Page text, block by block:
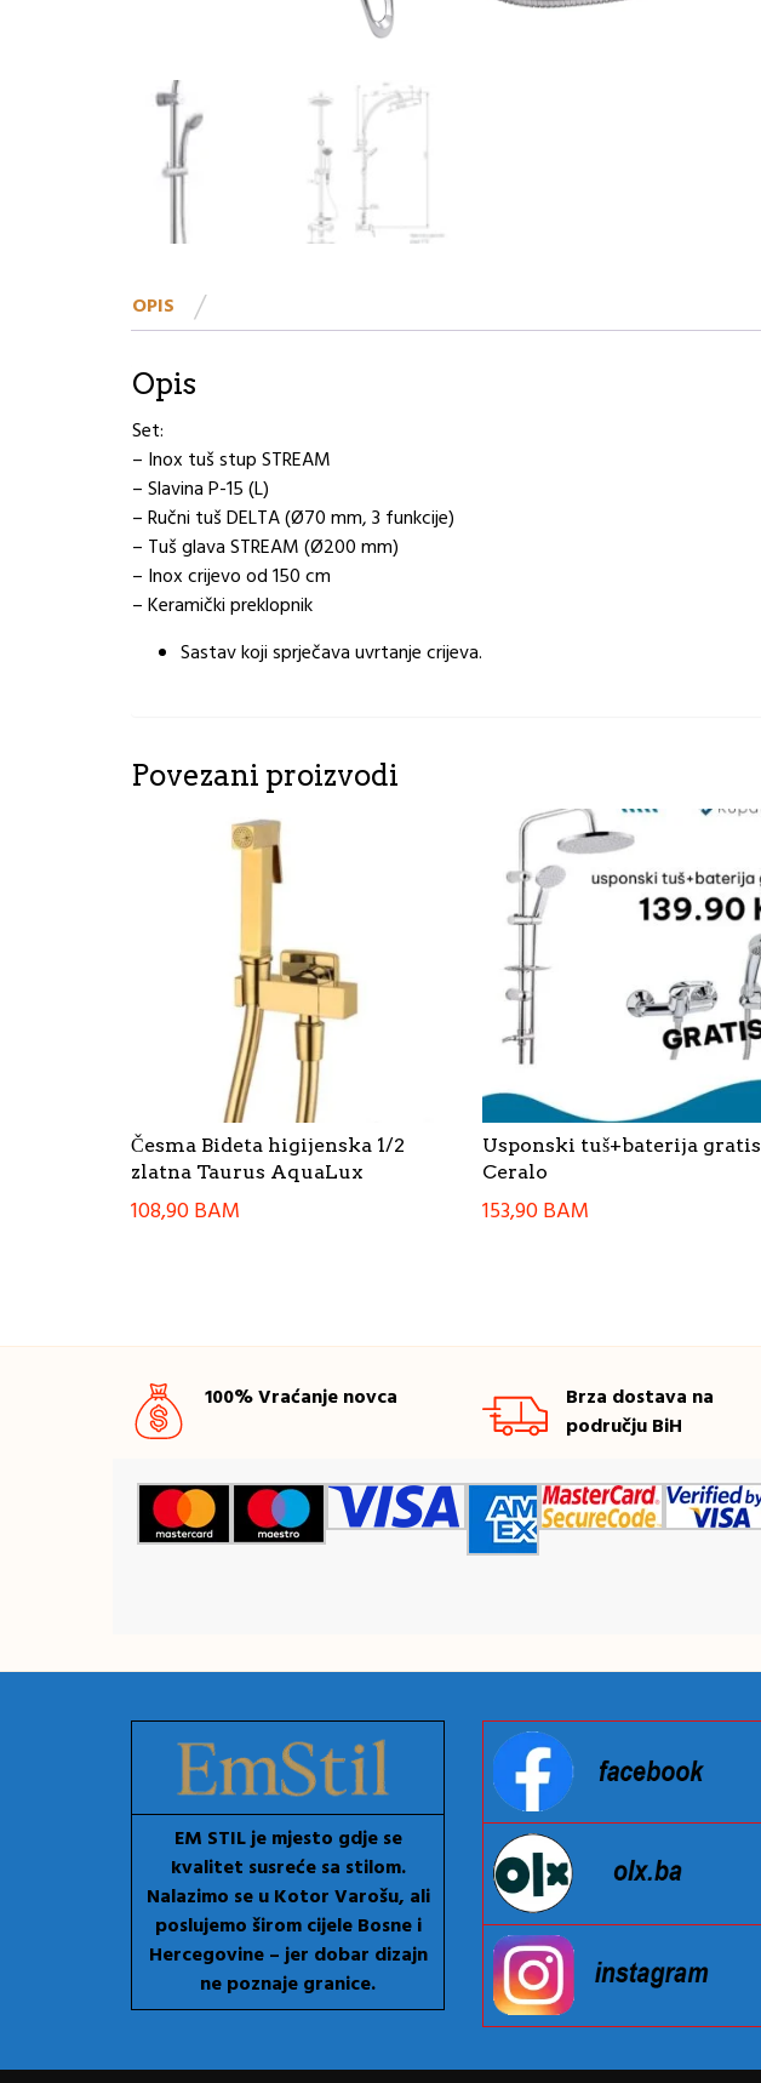
OPIS
Opis
Set:
– Inox tuš stup STREAM
– Slavina P-15 (L)
– Ručni tuš DELTA (Ø70 mm, 3 funkcije)
– Tuš glava STREAM (Ø200 mm)
– Inox crijevo od 150 cm
– Keramički preklopnik
Sastav koji sprječava uvrtanje crijeva.
Povezani proizvodi
Česma Bideta higijenska 1/2
zlatna Taurus AquaLux
108,90BAM
Usponski tuš+baterija gratis
Ceralo
153,90BAM
100% Vraćanje novca
Brza dostava na
području BiH
EM STIL je mjesto gdje se
kvalitet susreće sa stilom.
Nalazimo se u Kotor Varošu, ali
poslujemo širom cijele Bosne i
Hercegovine – jer dobar dizajn
ne poznaje granice.